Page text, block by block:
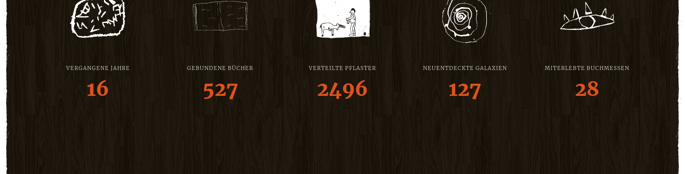
VERGANGENE JAHRE
16
GEBUNDENE BÜCHER
527
VERTEILTE PFLASTER
2496
NEUENTDECKTE GALAXIEN
127
MITERLEBTE BUCHMESSEN
28